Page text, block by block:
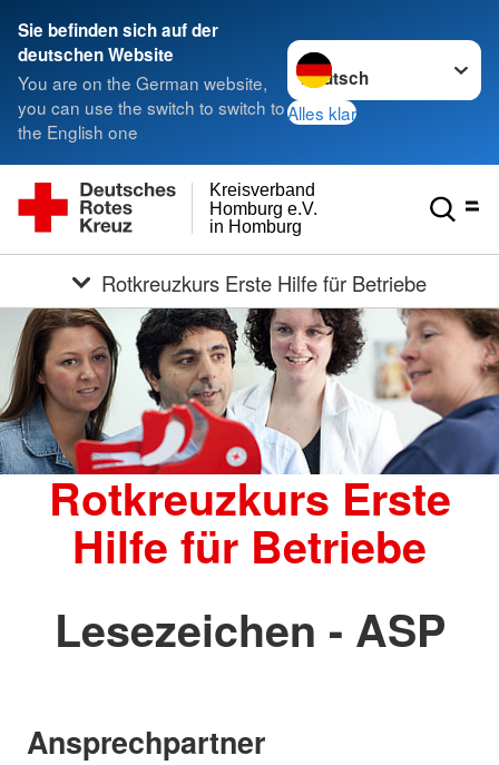
Sie befinden sich auf der
deutschen Website
You are on the German website,
you can use the switch to switch to
the English one
Sprache wechseln zu
Alles klar
in Homburg
Homburg e.V.
Kreisverband
Rotkreuzkurs Erste Hilfe für Betriebe
Rotkreuzkurs Erste
Hilfe für Betriebe
Lesezeichen - ASP
Ansprechpartner